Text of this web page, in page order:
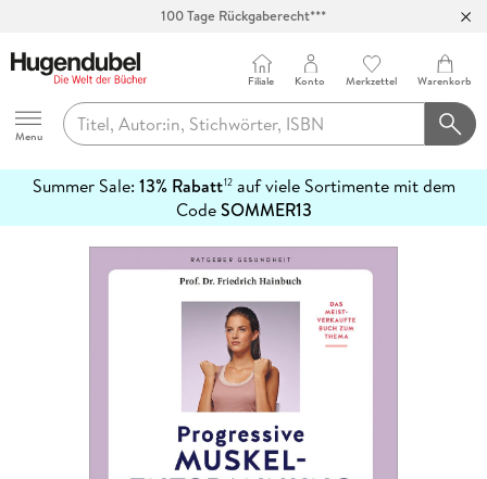
100 Tage Rückgaberecht***
Hugendubel
Menu
Filiale Konto Merkzettel Warenkorb
Summer Sale: 13% Rabatt12auf viele Sortimente mit dem
CodeSOMMER13
erfahren